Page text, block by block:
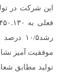
رشد۱۰/
موفقیت آمیز